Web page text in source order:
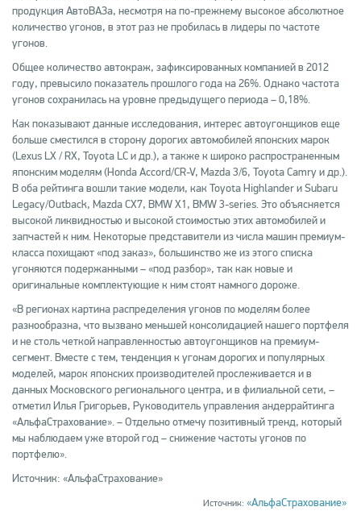
продукция АвтоВАЗа, несмотря на по-прежнему высокое абсолютное
количество угонов, в этот раз не пробилась в лидеры по частоте
угонов.
Общее количество автокраж, зафиксированных компанией в 2012
году, превысило показатель прошлого года на 26%. Однако частота
угонов сохранилась на уровне предыдущего периода – 0,18%.
Как показывают данные исследования, интерес автоугонщиков еще
больше сместился в сторону дорогих автомобилей японских марок
(Lexus LX / RX, Toyota LC и др.), а также к широко распространенным
японским моделям (Honda Accord/CR-V, Mazda 3/6, Toyota Camry и др.).
В оба рейтинга вошли такие модели, как Toyota Highlander и Subaru
Legacy/Outback, Mazda CX7, BMW X1, BMW 3-series. Это объясняется
высокой ликвидностью и высокой стоимостью этих автомобилей и
запчастей к ним. Некоторые представители из числа машин премиум-
класса похищают «под заказ», большинство же из этого списка
угоняются подержанными – «под разбор», так как новые и
оригинальные комплектующие к ним стоят намного дороже.
«В регионах картина распределения угонов по моделям более
разнообразна, что вызвано меньшей консолидацией нашего портфеля
и не столь четкой направленностью автоугонщиков на премиум-
сегмент. Вместе с тем, тенденция к угонам дорогих и популярных
моделей, марок японских производителей прослеживается и в
данных Московского регионального центра, и в филиальной сети, –
отметил Илья Григорьев, Руководитель управления андеррайтинга
«АльфаСтрахование». – Отдельно отмечу позитивный тренд, который
мы наблюдаем уже второй год – снижение частоты угонов по
портфелю».
Источник: «АльфаСтрахование»
Источник: «АльфаСтрахование»